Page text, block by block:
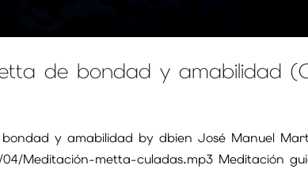
de bondad y amabilidad
y amabilidad by dbien José Manuel
04/Meditación-metta-culadas.mp3 Meditación